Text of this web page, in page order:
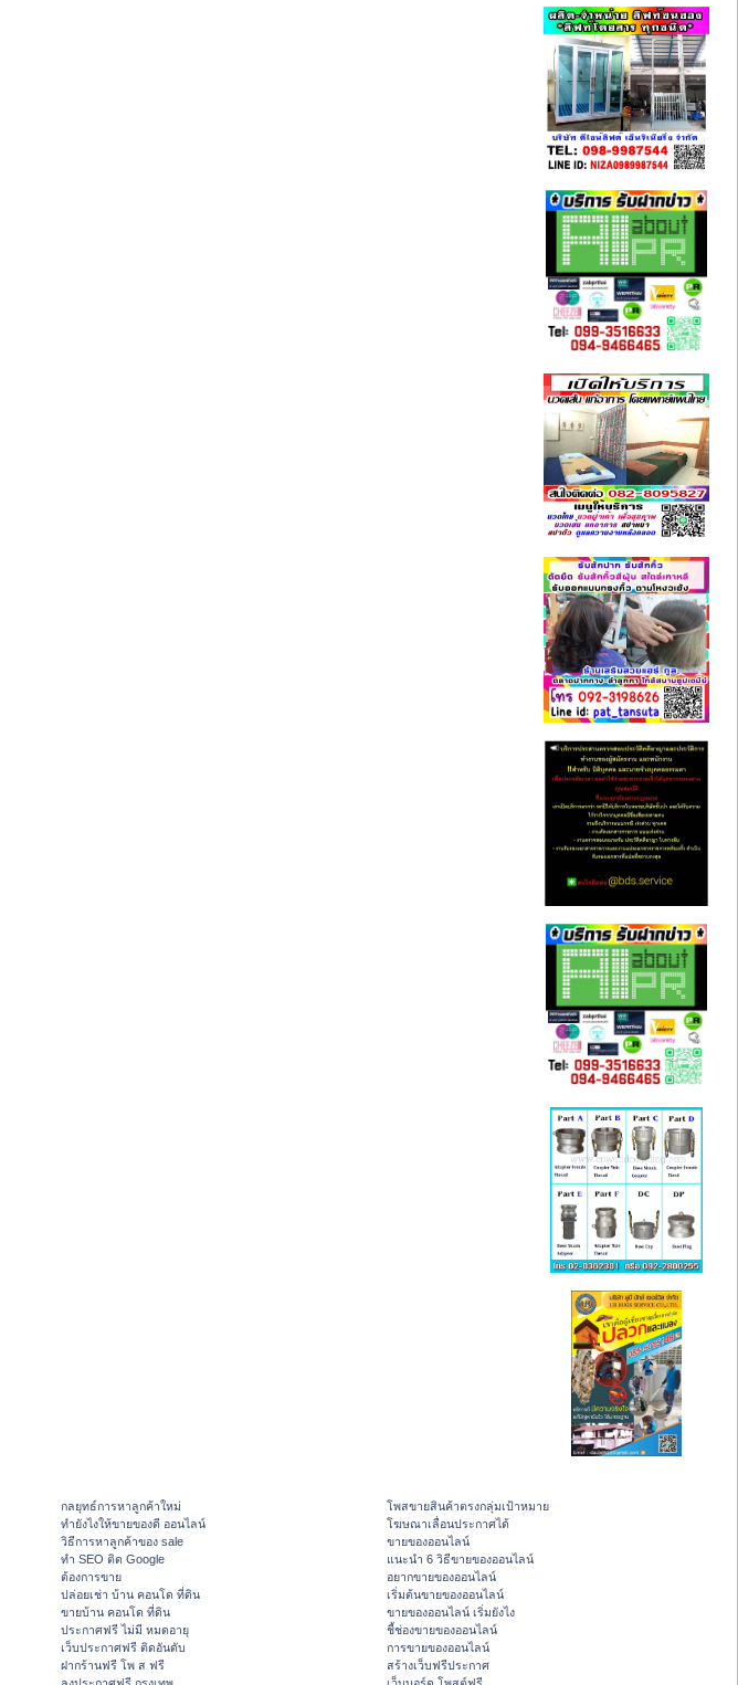
กลยุทธ์การหาลูกค้าใหม่
ทํายังไงให้ขายของดี ออนไลน์
วิธีการหาลูกค้าของ sale
ทำ SEO ติด Google
ต้องการขาย
ปล่อยเช่า บ้าน คอนโด ที่ดิน
ขายบ้าน คอนโด ที่ดิน
ประกาศฟรี ไม่มี หมดอายุ
เว็บประกาศฟรี ติดอันดับ
ฝากร้านฟรี โพ ส ฟรี
โพสขายสินค้าตรงกลุ่มเป้าหมาย
โฆษณาเลื่อนประกาศได้
ขายของออนไลน์
แนะนำ 6 วิธีขายของออนไลน์
อยากขายของออนไลน์
เริ่มต้นขายของออนไลน์
ขายของออนไลน์ เริ่มยังไง
ชี้ช่องขายของออนไลน์
การขายของออนไลน์
สร้างเว็บฟรีประกาศ